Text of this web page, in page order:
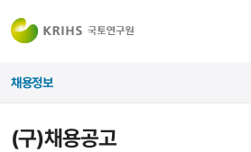
(구)채용공고
채용정보